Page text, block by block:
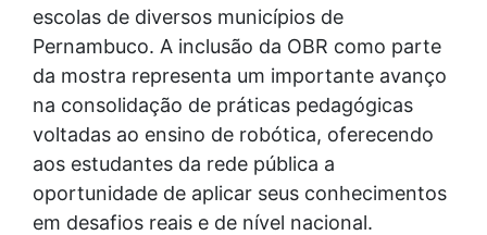
escolas de diversos municípios de
Pernambuco. A inclusão da OBR como parte
da mostra representa um importante avanço
na consolidação de práticas pedagógicas
voltadas ao ensino de robótica, oferecendo
aos estudantes da rede pública a
oportunidade de aplicar seus conhecimentos
em desafios reais e de nível nacional.